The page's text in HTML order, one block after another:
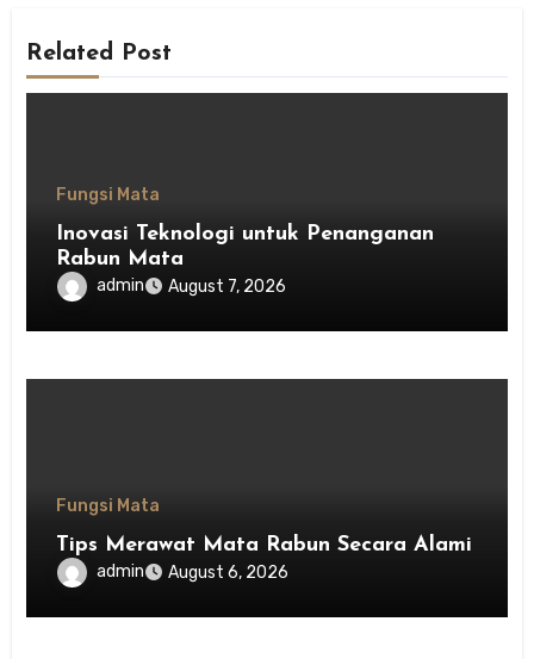
Related Post
Fungsi Mata
Inovasi Teknologi untuk Penanganan
Rabun Mata
admin August 7, 2026
Fungsi Mata
Tips Merawat Mata Rabun Secara Alami
admin August 6, 2026